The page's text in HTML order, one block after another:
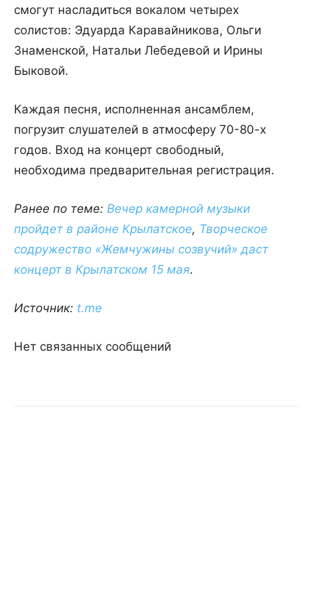
смогут насладиться вокалом четырех
солистов: Эдуарда Каравайникова, Ольги
Знаменской, Натальи Лебедевой и Ирины
Быковой.
Каждая песня, исполненная ансамблем,
погрузит слушателей в атмосферу 70-80-х
годов. Вход на концерт свободный,
необходима предварительная регистрация.
Ранее по теме: Вечер камерной музыки
пройдет в районе Крылатское, Творческое
содружество «Жемчужины созвучий» даст
концерт в Крылатском 15 мая.
Источник: t.me
Нет связанных сообщений